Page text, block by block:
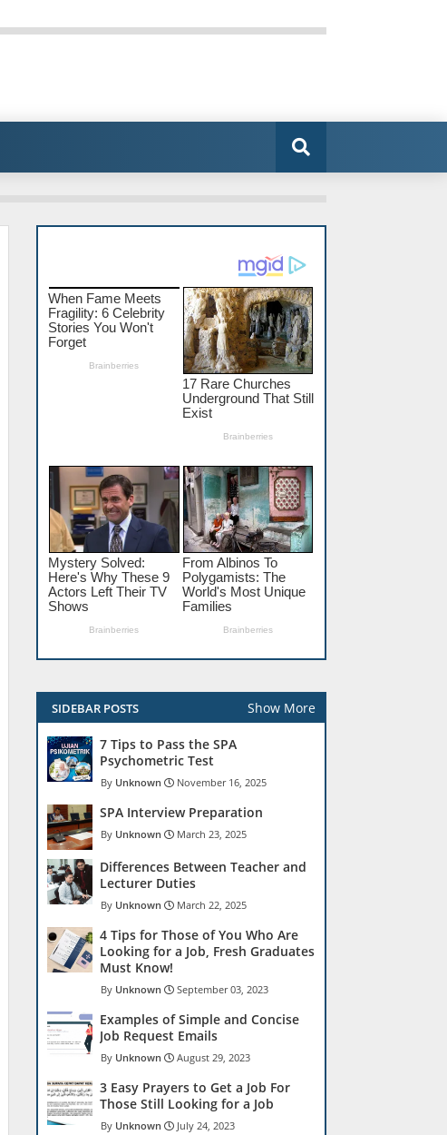
SIDEBAR POSTS Show More
7 Tips to Pass the SPA
Psychometric Test
Unknown November 16, 2025
SPA Interview Preparation
Unknown March 23, 2025
Differences Between Teacher and
Lecturer Duties
Unknown March 22, 2025
4 Tips for Those of You Who Are
Looking for a Job, Fresh Graduates
Must Know!
Unknown September 03, 2023
Examples of Simple and Concise
Job Request Emails
Unknown August 29, 2023
3 Easy Prayers to Get a Job For
Those Still Looking for a Job
Unknown July 24, 2023